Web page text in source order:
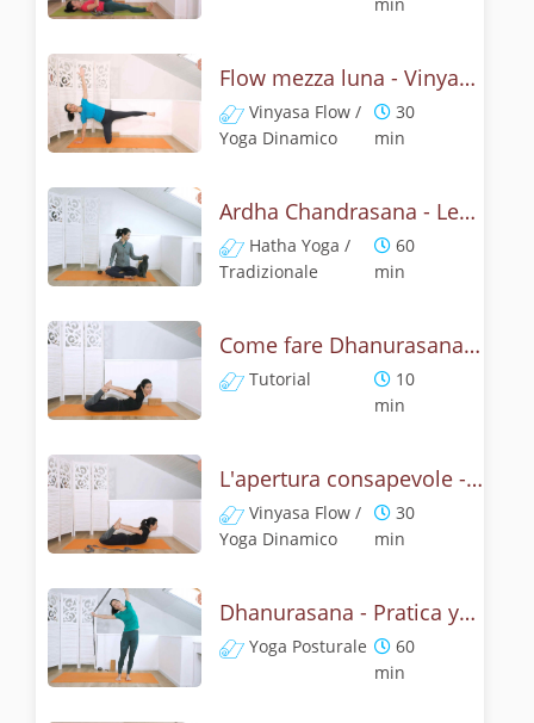
Flow mezza luna - Vinyasa yoga con ardha chandrasana
Vinyasa Flow /
Yoga Dinamico
30
min
Ardha Chandrasana - Lezione yoga con la storia della mezza luna
Hatha Yoga /
Tradizionale
60
min
Come fare Dhanurasana, la posizione dell' arco? Tutorial
Tutorial
10
min
L'apertura consapevole - Pratica con dhanurasana
Vinyasa Flow /
Yoga Dinamico
30
min
Dhanurasana - Pratica yoga con la tecnica dell'arco
Yoga Posturale
60
min